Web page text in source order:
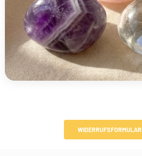
WIDERRUFSFORMULAR